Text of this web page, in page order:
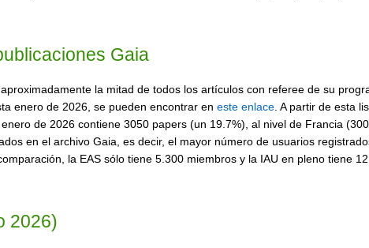
Gaia
la mitad de todos los artículos con referee de su
enero de 2026, se pueden encontrar en este enlace . A partir de esta
de 2026 contiene 3050 papers (un 19.7%), al nivel de Francia
en el archivo Gaia, es decir, el mayor número de usuarios
la EAS sólo tiene 5.300 miembros y la IAU en pleno tiene
2026)